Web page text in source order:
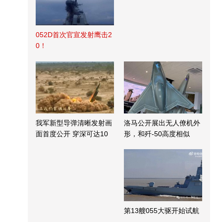
052D首次官宣发射鹰击2
0！
我军新型导弹清晰发射画
面首度公开 穿深可达10
洛马公开展出无人僚机外
形，和歼-50高度相似
第13艘055大驱开始试航